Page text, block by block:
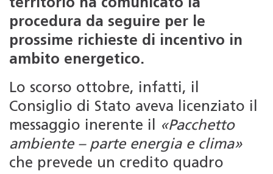
territorio ha comunicato la
procedura da seguire per le
prossime richieste di incentivo in
ambito energetico.
Lo scorso ottobre, infatti, il
Consiglio di Stato aveva licenziato il
messaggio inerente il
«Pacchetto
ambiente – parte energia e clima»
che prevede un credito quadro